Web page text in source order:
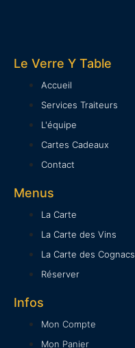
Le Verre Y Table
Accueil
Services Traiteurs
L'équipe
Cartes Cadeaux
Contact
Menus
La Carte
La Carte des Vins
La Carte des Cognacs
Réserver
Infos
Mon Compte
Mon Panier